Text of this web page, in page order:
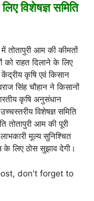
विशेषज्ञ समिति
तोतापुरी आम की कीमतों
को राहत दिलाने के लिए
कृषि एवं किसान
सिंह चौहान ने किसानों
कृषि अनुसंधान
विशेषज्ञ समिति
तोतापुरी आम की पूरी
मूल्य सुनिश्चित
के लिए ठोस सुझाव देगी।
don't forget to